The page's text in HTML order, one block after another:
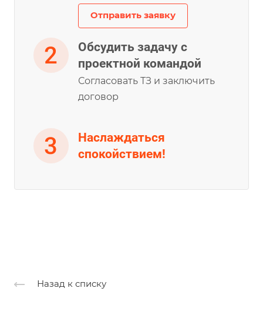
Отправить заявку
Обсудить задачу с
проектной командой
Согласовать ТЗ и заключить
договор
Наслаждаться
спокойствием!
Назад к списку